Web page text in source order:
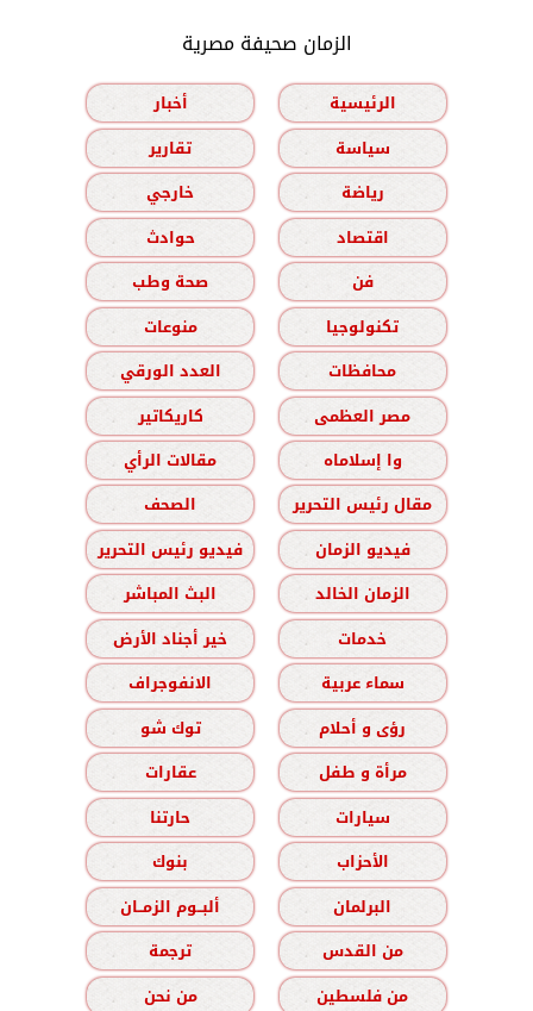
الزمان صحيفة مصرية
الرئيسية
أخبار
سياسة
تقارير
رياضة
خارجي
اقتصاد
حوادث
فن
صحة وطب
تكنولوجيا
منوعات
محافظات
العدد الورقي
مصر العظمى
كاريكاتير
وا إسلاماه
مقالات الرأي
مقال رئيس التحرير
الصحف
فيديو الزمان
فيديو رئيس التحرير
الزمان الخالد
البث المباشر
خدمات
خير أجناد الأرض
سماء عربية
الانفوجراف
رؤى و أحلام
توك شو
مرأة و طفل
عقارات
سيارات
حارتنا
الأحزاب
بنوك
البرلمان
ألبــوم الزمــان
من القدس
ترجمة
من فلسطين
من نحن